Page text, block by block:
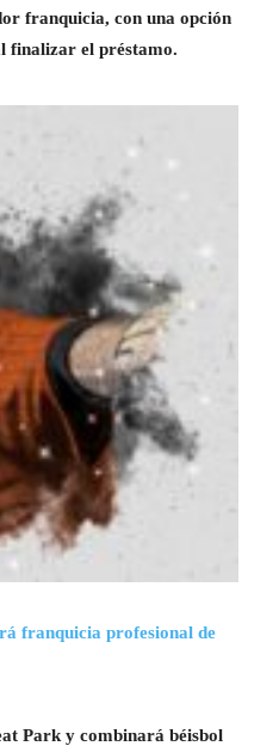
franquicia, con una opción
finalizar el préstamo.
franquicia profesional de
Park y combinará béisbol